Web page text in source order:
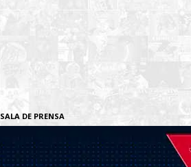
SALA DE PRENSA